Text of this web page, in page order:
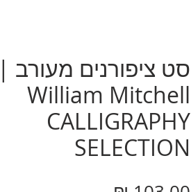
סט ציפורנים מעורב |
William Mitchell
CALLIGRAPHY
SELECTION